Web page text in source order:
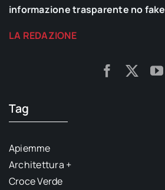
informazione trasparente no fake
LA REDAZIONE
Tag
Apiemme
Architettura +
Croce Verde